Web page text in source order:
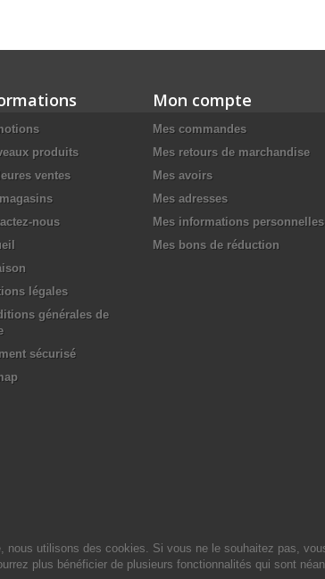
produits
ventes
nous
légales
générales de
sécurisé
Mon compte
Mes commandes
Mes retours de marchandise
Mes avoirs
Mes adresses
Mes informations personnelles
Mes bons de réduction
nous utilisons des cookies. Si vous ne le souhaitez pas,
plus bénéficier de plusieurs fonctionnalités qui sont